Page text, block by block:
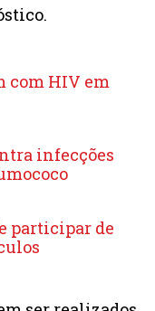
com HIV em
infecções
participar de